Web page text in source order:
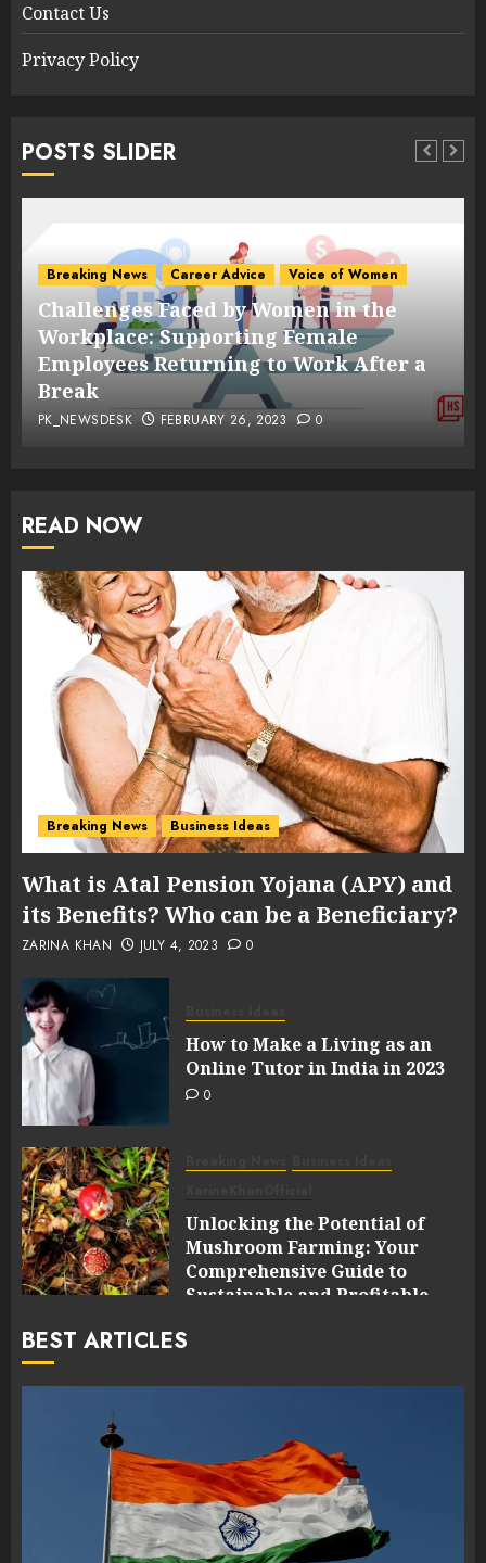
Contact Us
Privacy Policy
POSTS SLIDER
Breaking News Career Advice Voice of Women
Challenges Faced by Women in the
Workplace: Supporting Female
Employees Returning to Work After a
Break
PK_NEWSDESK FEBRUARY 26, 2023 0
READ NOW
Breaking News Business Ideas
What is Atal Pension Yojana (APY) and
its Benefits? Who can be a Beneficiary?
ZARINA KHAN JULY 4, 2023 0
How to Make a Living as an
Online Tutor in India in 2023
0
Unlocking the Potential of
Mushroom Farming: Your
Comprehensive Guide to
Sustainable and Profitable
BEST ARTICLES